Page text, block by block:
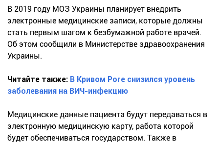
В 2019 году МОЗ Украины планирует внедрить
электронные медицинские записи, которые должны
стать первым шагом к безбумажной работе врачей.
Об этом сообщили в Министерстве здравоохранения
Украины.
Читайте также: В Кривом Роге снизился уровень
заболевания на ВИЧ-инфекцию
Медицинские данные пациента будут передаваться в
электронную медицинскую карту, работа которой
будет обеспечиваться государством. Также в